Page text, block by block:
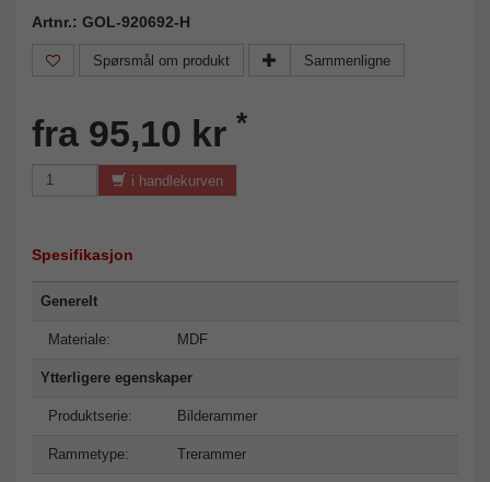
Artnr.: GOL-920692-H
Spørsmål om produkt Sammenligne
fra 95,10 kr *
i handlekurven
Spesifikasjon
Generelt
Materiale: MDF
Ytterligere egenskaper
Produktserie: Bilderammer
Rammetype: Trerammer